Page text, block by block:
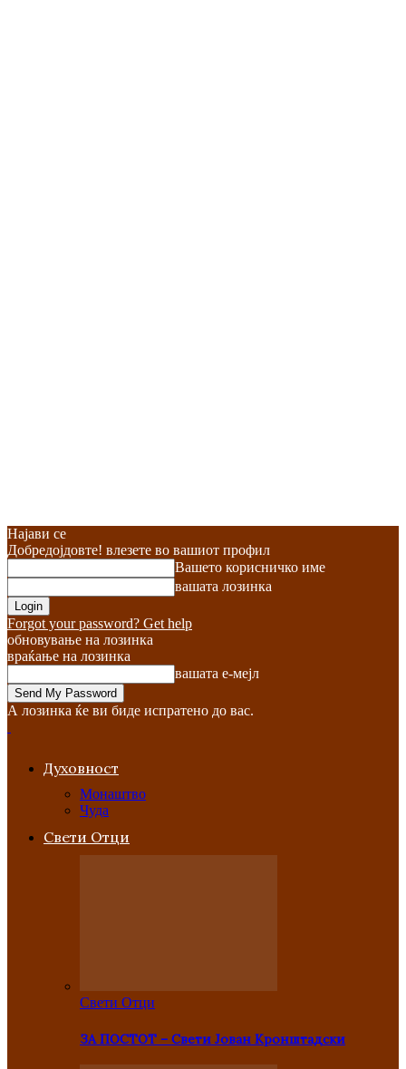
Најави се
Добредојдовте! влезете во вашиот профил
Вашето корисничко име
вашата лозинка
Forgot your password? Get help
обновување на лозинка
враќање на лозинка
вашата е-мејл
А лозинка ќе ви биде испратено до вас.
Духовност
Монаштво
Чуда
Свети Отци
Свети Отци
ЗА ПОСТОТ – Свети Јован Кронштадски